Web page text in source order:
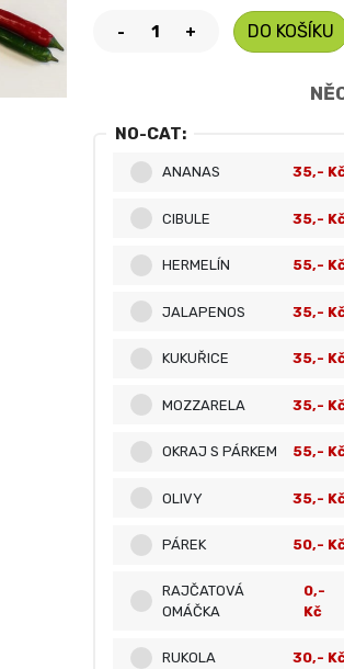
- + DO KOŠÍKU
NO-CAT:
ANANAS 35,-
CIBULE 35,-
HERMELÍN 55,-
JALAPENOS 35,-
KUKUŘICE 35,-
MOZZARELA 35,-
OKRAJ S PÁRKEM 55,-
OLIVY 35,-
PÁREK 50,-
RAJČATOVÁ
OMÁČKA
0,-
Kč
RUKOLA 30,-